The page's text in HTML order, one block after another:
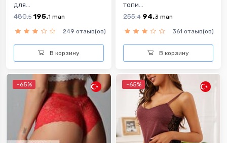
для...
480.5 195.1 man
249 отзыв(ов)
В корзину
топи...
255.4 94.3 man
361 отзыв(ов)
В корзину
-65% -65%